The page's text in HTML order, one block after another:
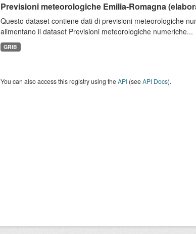
Previsioni meteorologiche Emilia-Romagna
Questo dataset contiene dati di previsioni meteorologiche
alimentano il dataset Previsioni meteorologiche numeriche...
GRIB
You can also access this registry using theAPI(seeAPI Docs).